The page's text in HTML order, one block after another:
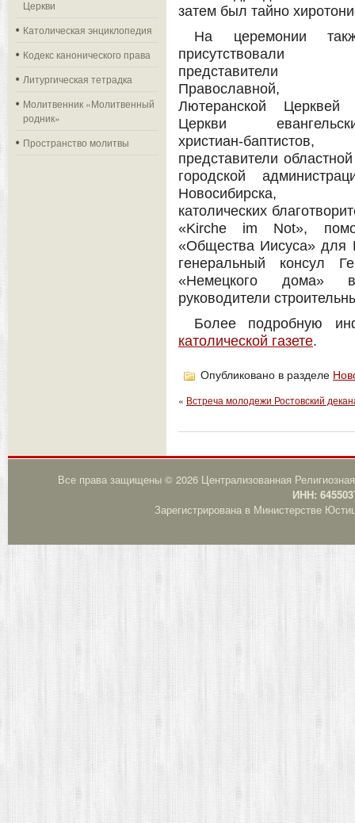
Церкви
Католическая энциклопедия
Кодекс канонического права
Литургическая тетрадка
Молитвенник «Молитвенный
родник»
Пространство молитвы
затем был тайно
На церемонии
присутствовали
представители
Православной,
Лютеранской Церквей
Церкви
христиан-баптистов,
представители
городской
Новосибирска,
католических
«Kirche im Not»,
«Общества Иисуса» для
генеральный консул
«Немецкого дома» в
руководители
Более подробную
католической газете.
Опубликовано в разделе
« Встреча молодежи Ростовский
Все права защищены © 2026 Централизованная
ИНН:
Зарегистрирована в Министерстве